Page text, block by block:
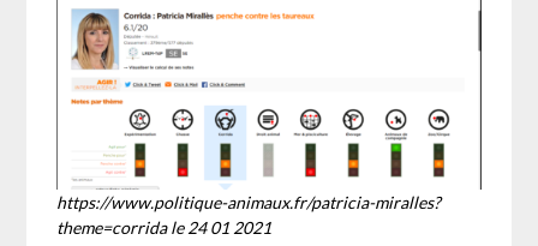
https://www.politique-animaux.fr/patricia-miralles?
theme=corrida le 24 01 2021